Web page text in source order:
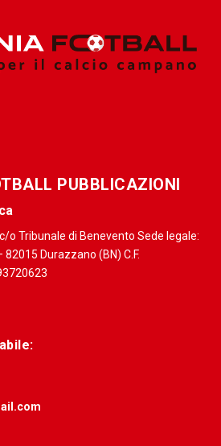
PUBBLICAZIONI
o Tribunale di Benevento Sede legale:
Durazzano (BN) C.F.